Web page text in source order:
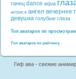
танец dance aqua
актриса ангел вечернее
девушка голубые глаза
Топ аватарок по просмотрам
Топ аватарок по рейтингу
Гиф ава - свежие